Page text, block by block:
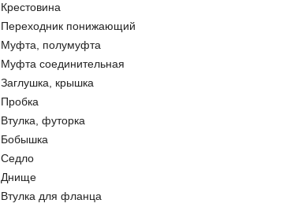
Крестовина
Переходник понижающий
Муфта, полумуфта
Муфта соединительная
Заглушка, крышка
Пробка
Втулка, футорка
Бобышка
Седло
Днище
Втулка для фланца